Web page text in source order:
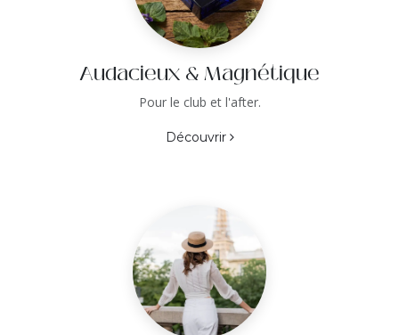
Audacieux & Magnétique
Pour le club et l'after.
Découvrir